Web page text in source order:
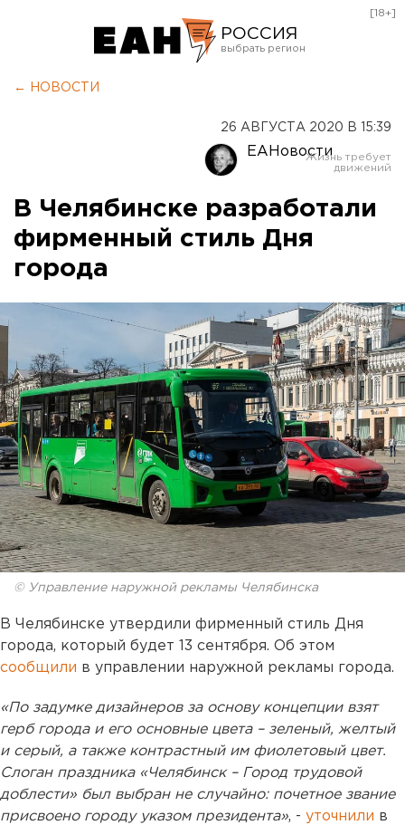
РОССИЯ
Оренбург
[18+]
← НОВОСТИ
26 АВГУСТА 2020 В 15:39
ЕАНовости
В Челябинске разработали
фирменный стиль Дня
города
© Управление наружной рекламы Челябинска
В Челябинске утвердили фирменный стиль Дня
города, который будет 13 сентября. Об этом
сообщили в управлении наружной рекламы города.
«По задумке дизайнеров за основу концепции взят
герб города и его основные цвета – зеленый, желтый
и серый, а также контрастный им фиолетовый цвет.
Слоган праздника «Челябинск – Город трудовой
доблести» был выбран не случайно: почетное звание
присвоено городу указом президента», - уточнили в